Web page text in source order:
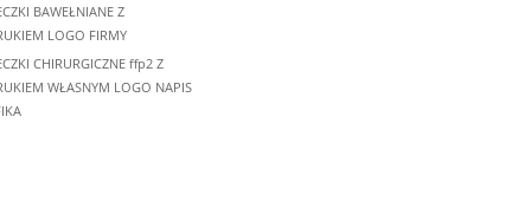
BAWEŁNIANE Z
LOGO FIRMY
CHIRURGICZNE ffp2 Z
WŁASNYM LOGO NAPIS